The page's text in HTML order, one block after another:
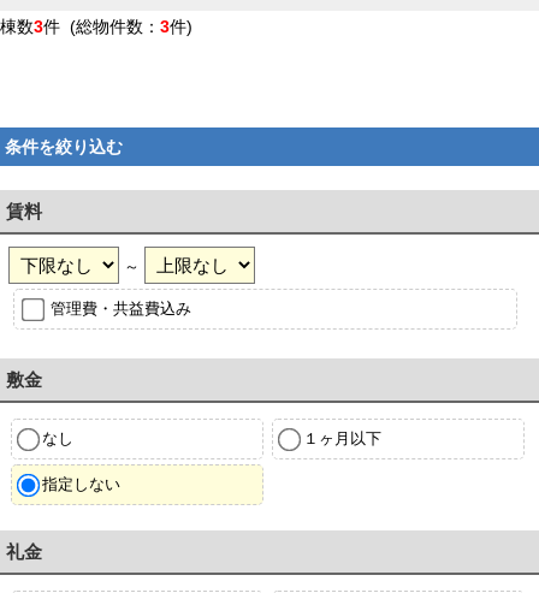
棟数3件 (総物件数： 3件)
条件を絞り込む
賃料
～
管理費・共益費込み
敷金
なし １ヶ月以下
指定しない
礼金